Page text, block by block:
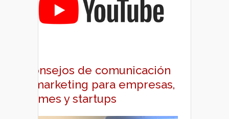
Consejos de comunicación
y marketing para empresas,
pymes y startups